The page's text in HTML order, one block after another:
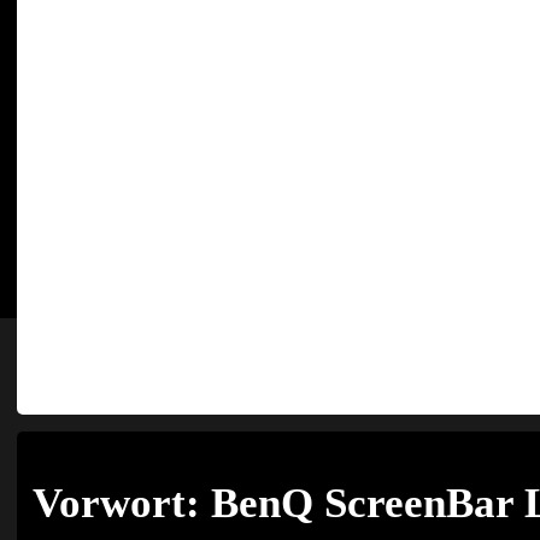
Vorwort: BenQ ScreenBar